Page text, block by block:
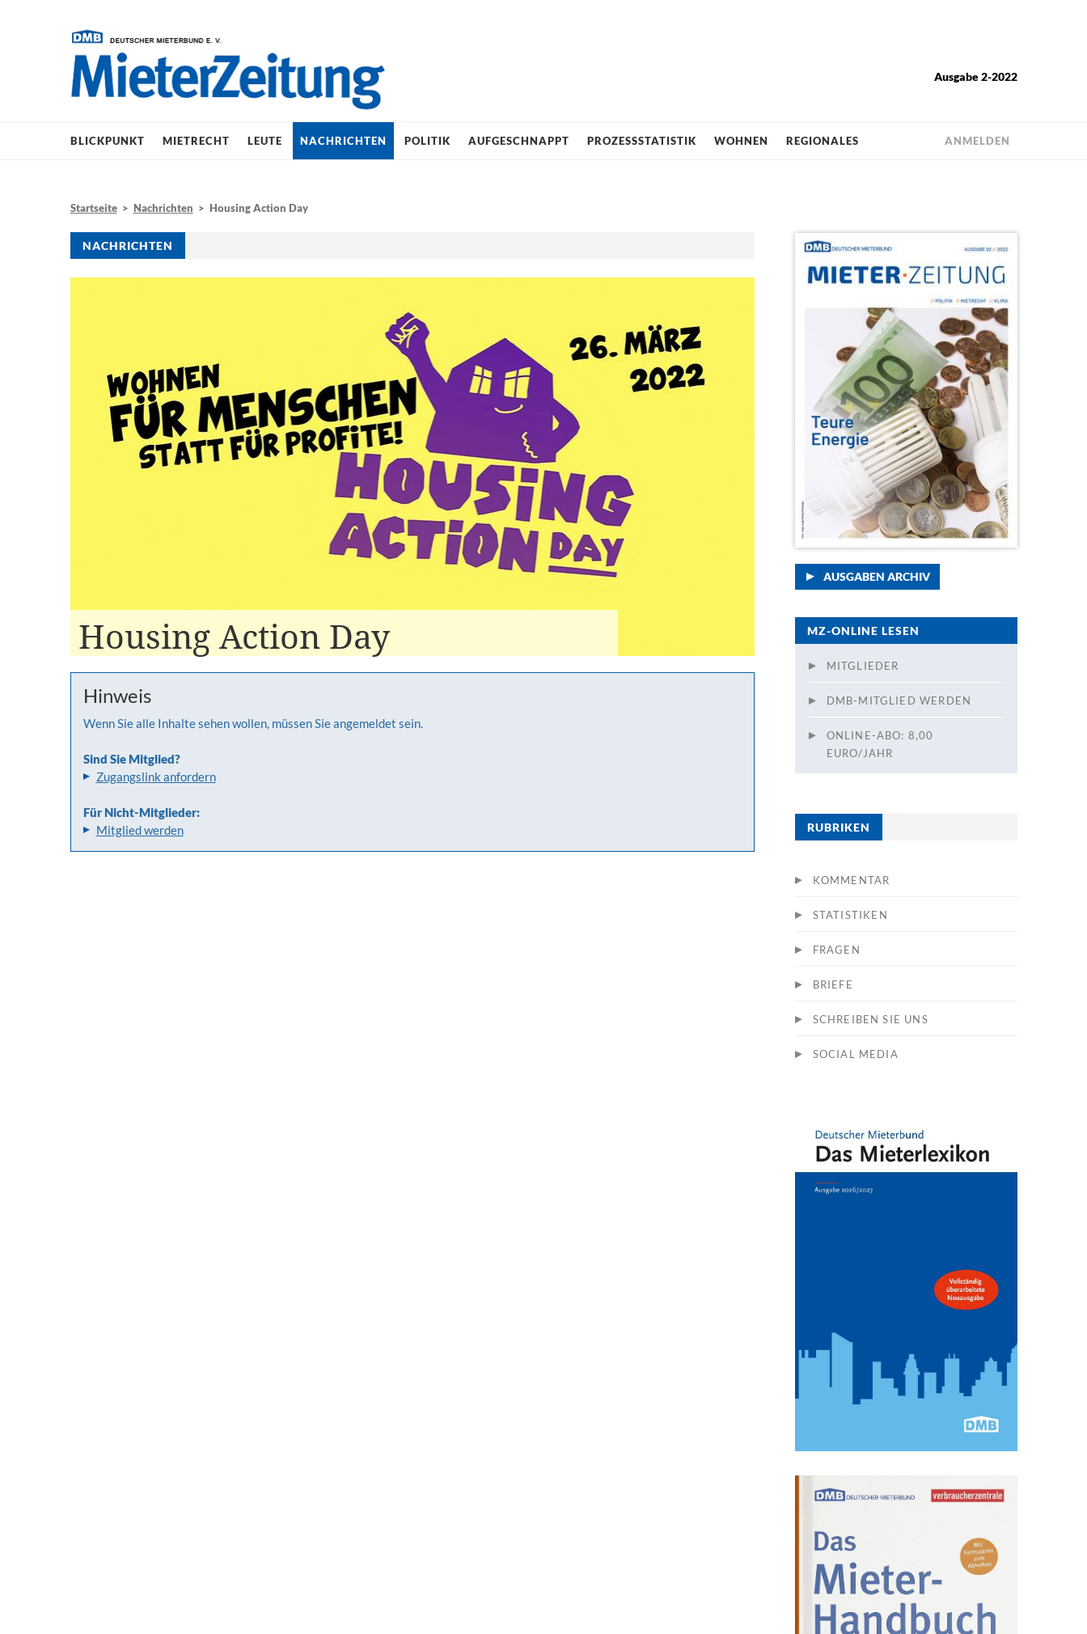
Ausgabe 2-2022
BLICKPUNKT MIETRECHT LEUTE NACHRICHTEN POLITIK AUFGESCHNAPPT PROZESSSTATISTIK WOHNEN REGIONALES ANMELDEN
Startseite> Nachrichten > Housing Action Day
NACHRICHTEN
Housing Action Day
Hinweis
Wenn Sie alle Inhalte sehen wollen, müssen Sie angemeldet sein.
Sind Sie Mitglied?
Zugangslink anfordern
Für Nicht-Mitglieder:
Mitglied werden
AUSGABEN ARCHIV
MZ-ONLINE LESEN
MITGLIEDER
DMB-MITGLIED WERDEN
ONLINE-ABO: 8,00
EURO/JAHR
RUBRIKEN
KOMMENTAR
STATISTIKEN
FRAGEN
BRIEFE
SCHREIBEN SIE UNS
SOCIAL MEDIA